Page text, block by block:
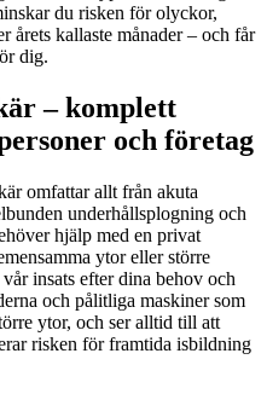
du risken för olyckor,
årets kallaste månader – och får
dig.
– komplett
och företag
omfattar allt från akuta
underhållsplogning och
hjälp med en privat
ytor eller större
insats efter dina behov och
och pålitliga maskiner som
ytor, och ser alltid till att
risken för framtida isbildning